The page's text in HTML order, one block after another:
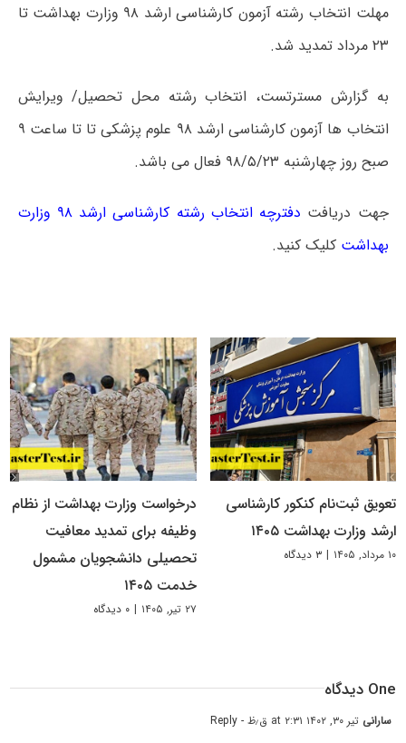
مهلت انتخاب رشته آزمون کارشناسی ارشد ۹۸ وزارت بهداشت تا
۲۳ مرداد تمدید شد.
به گزارش مسترتست، انتخاب رشته محل تحصیل/ ویرایش
انتخاب ها آزمون کارشناسی ارشد ۹۸ علوم پزشکی تا
تا ساعت ۹
صبح روز چهارشنبه ۹۸/۵/۲۳ فعال می باشد.
جهت دریافت
دفترچه انتخاب رشته کارشناسی ارشد ۹۸ وزارت
بهداشت کلیک کنید.
تعویق ثبت‌نام کنکور کارشناسی
ارشد وزارت بهداشت ۱۴۰۵
۱۰ مرداد, ۱۴۰۵ | ۳ دیدگاه
درخواست وزارت بهداشت از نظام
وظیفه برای تمدید معافیت
تحصیلی دانشجویان مشمول
خدمت ۱۴۰۵
۲۷ تیر, ۱۴۰۵ | ۰ دیدگاه
One دیدگاه
سارانی تیر ۳۰, ۱۴۰۲ at ۲:۳۱ ق٫ظ - Reply